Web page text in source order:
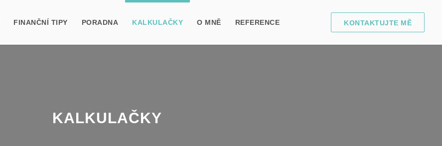
FINANČNÍ TIPY PORADNA KALKULAČKY O MNĚ REFERENCE KONTAKTUJTE MĚ
KALKULAČKY